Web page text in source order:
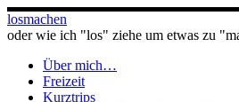
Zum
Inhalt
losmachen
oder wie ich "los" ziehe um etwas zu
Über mich…
Freizeit
Kurztrips